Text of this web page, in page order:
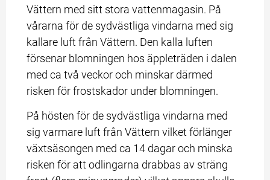
Vättern med sitt stora vattenmagasin. På
vårarna för de sydvästliga vindarna med sig
kallare luft från Vättern. Den kalla luften
försenar blomningen hos äppleträden i dalen
med ca två veckor och minskar därmed
risken för frostskador under blomningen.
På hösten för de sydvästliga vindarna med
sig varmare luft från Vättern vilket förlänger
växtsäsongen med ca 14 dagar och minska
risken för att odlingarna drabbas av sträng